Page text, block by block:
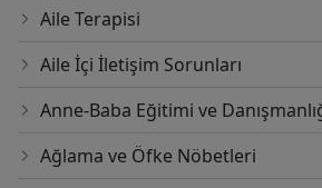
Aile Terapisi
Aile İçi İletişim Sorunları
Anne-Baba Eğitimi ve
Ağlama ve Öfke Nöbetleri